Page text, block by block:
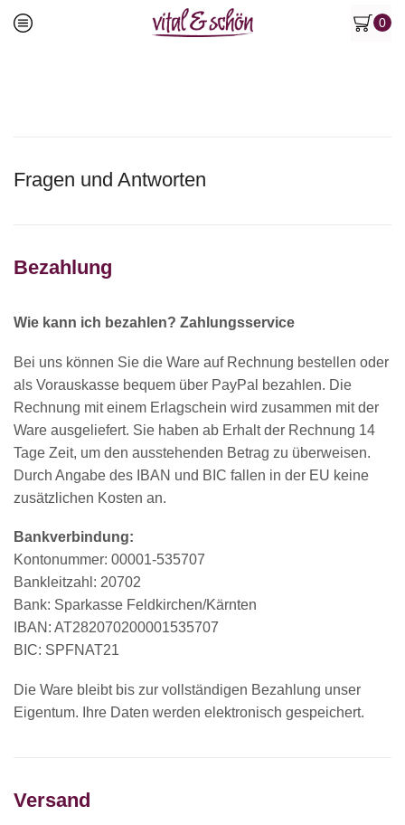
0
Fragen und Antworten
Bezahlung
Wie kann ich bezahlen? Zahlungsservice
Bei uns können Sie die Ware auf Rechnung bestellen oder
als Vorauskasse bequem über PayPal bezahlen. Die
Rechnung mit einem Erlagschein wird zusammen mit der
Ware ausgeliefert. Sie haben ab Erhalt der Rechnung 14
Tage Zeit, um den ausstehenden Betrag zu überweisen.
Durch Angabe des IBAN und BIC fallen in der EU keine
zusätzlichen Kosten an.
Bankverbindung:
Kontonummer: 00001-535707
Bankleitzahl: 20702
Bank: Sparkasse Feldkirchen/Kärnten
IBAN: AT282070200001535707
BIC: SPFNAT21
Die Ware bleibt bis zur vollständigen Bezahlung unser
Eigentum. Ihre Daten werden elektronisch gespeichert.
Versand